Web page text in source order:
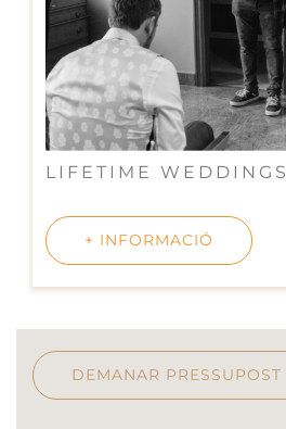
LIFETIME WEDDINGS
+ INFORMACIÓ
DEMANAR PRESSUPOST